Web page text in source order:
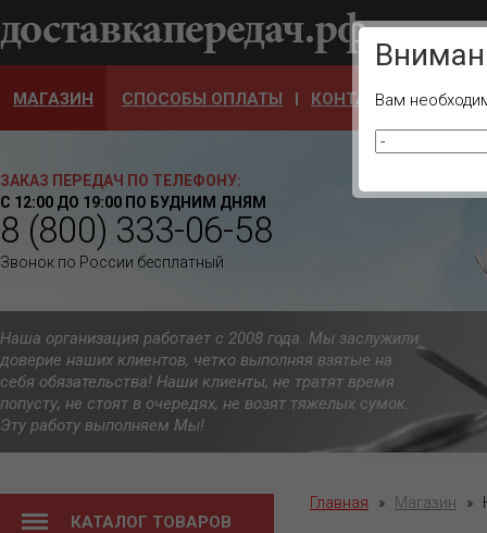
Ваш
МАГАЗИН СПОСОБЫ ОПЛАТЫ КОНТАКТЫ
ЗАКАЗ ПЕРЕДАЧ ПО ТЕЛЕФОНУ:
С 12:00 ДО 19:00 ПО БУДНИМ ДНЯМ
8 (800) 333-06-58
Звонок по России бесплатный
Наша организация работает с 2008 года. Мы заслужили
доверие наших клиентов, четко выполняя взятые на
себя обязательства! Наши клиенты, не тратят время
попусту, не стоят в очередях, не возят тяжелых сумок.
Эту работу выполняем Мы!
КАТАЛОГ ТОВАРОВ
Главная » Магазин »
Вам